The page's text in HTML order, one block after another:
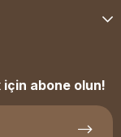
için abone olun!